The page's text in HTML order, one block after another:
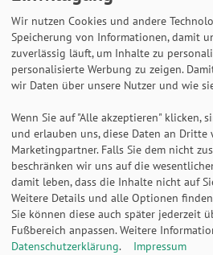
Bequeme Zahlung
14 Tage
2 Jahre
Alle Texte, Grafiken, Bilder
urheberrechtlich geschützt
ausdrückliche, schriftliche Erlaubnis
© 2026 bits&paper GmbH - HAN
Karteibox CROCO A7 quer,
transluzent-
Wir nutzen Cookies und andere
Speicherung von Informationen, damit
zuverlässig läuft, um Inhalte zu
personalisierte Werbung zu zeigen.
wir Daten über unsere Nutzer und wie
Wenn Sie auf "Alle akzeptieren" klicken,
und erlauben uns, diese Daten an Dritte
Marketingpartner. Falls Sie dem nicht
beschränken wir uns auf die
damit leben, dass die Inhalte nicht auf
Weitere Details und alle Optionen
Sie können diese auch später jederzeit
Fußbereich anpassen. Weitere
Datenschutzerklärung. Impressum